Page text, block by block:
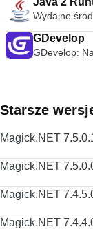
wideo. streszczenie VLC Media Player to po prostu
najbardziej
ciągłemu
Szukasz
Wydajne
GDevelop
GDevelop:
Starsze
Magick.NET
Magick.NET
Magick.NET
Magick.NET